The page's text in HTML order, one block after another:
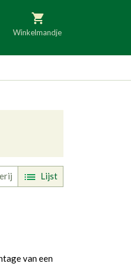
Winkelmandje
Lijst
van een